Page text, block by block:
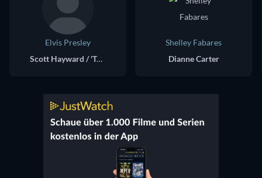
Elvis Presley
Scott Hayward / 'Tom Wilson'
Shelley Fabares
Dianne Carter